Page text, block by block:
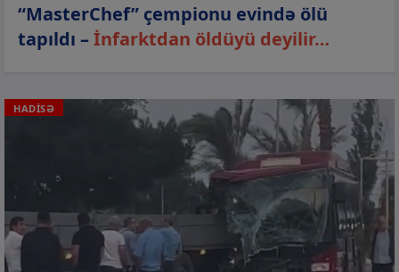
“MasterChef” çempionu evində ölü
tapıldı –İnfarktdan öldüyü deyilir…
HADİSƏ